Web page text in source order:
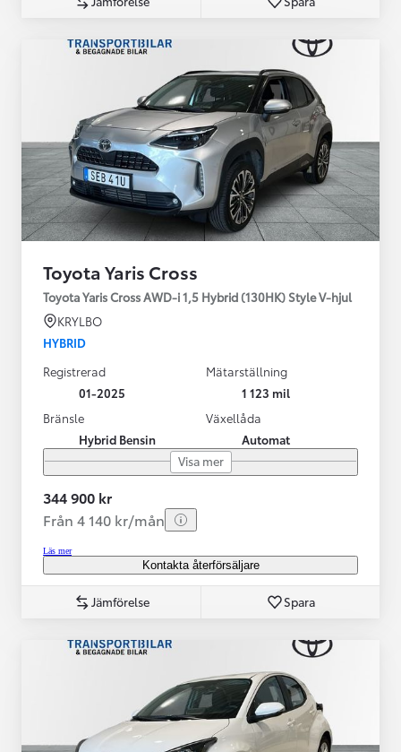
Toyota Yaris Cross
Toyota Yaris Cross AWD-i 1,5 Hybrid (130HK) Style V-hjul
KRYLBO
HYBRID
Registrerad
01-2025
Mätarställning
1 123 mil
Bränsle
Hybrid Bensin
Växellåda
Automat
Visa mer
344 900 kr
Från 4 140 kr/mån
Läs mer
Kontakta återförsäljare
Jämförelse Spara